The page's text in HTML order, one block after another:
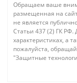
Обращаем ваше
размещенная на
не является
Статьи 437 (2) ГК
характеристиках, а
пожалуйста,
"Защитные